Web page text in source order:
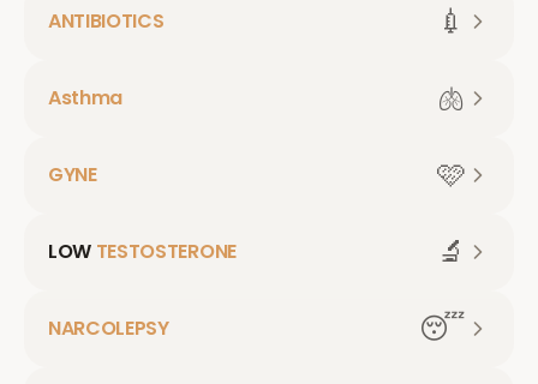
ANTIBIOTICS 💉
Asthma 🫁
GYNE 🩷
LOW TESTOSTERONE 🔬
NARCOLEPSY 😴